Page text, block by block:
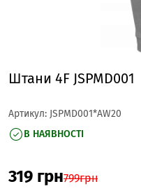
Штани 4F JSPMD001
Артикул: JSPMD001*AW20
В НАЯВНОСТІ
319 грн799грн